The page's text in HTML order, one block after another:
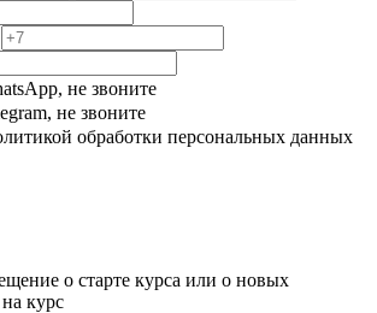
, не звоните
, не звоните
обработки персональных данных
о старте курса или о новых
курс